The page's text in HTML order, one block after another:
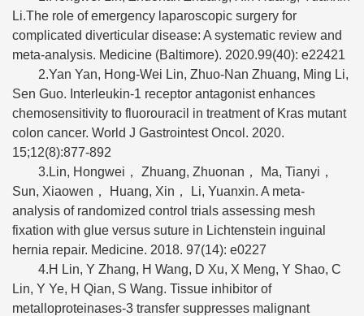
Li.The role of emergency laparoscopic surgery for
complicated diverticular disease: A systematic review and
meta-analysis. Medicine (Baltimore). 2020.99(40): e22421
2.Yan Yan, Hong-Wei Lin, Zhuo-Nan Zhuang, Ming Li,
Sen Guo. Interleukin-1 receptor antagonist enhances
chemosensitivity to fluorouracil in treatment of Kras mutant
colon cancer. World J Gastrointest Oncol. 2020.
15;12(8):877-892
3.Lin, Hongwei， Zhuang, Zhuonan， Ma, Tianyi，
Sun, Xiaowen， Huang, Xin， Li, Yuanxin. A meta-
analysis of randomized control trials assessing mesh
fixation with glue versus suture in Lichtenstein inguinal
hernia repair. Medicine. 2018. 97(14): e0227
4.H Lin, Y Zhang, H Wang, D Xu, X Meng, Y Shao, C
Lin, Y Ye, H Qian, S Wang. Tissue inhibitor of
metalloproteinases-3 transfer suppresses malignant